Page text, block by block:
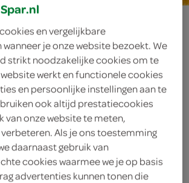
met
en vergelijkbare
je onze website bezoekt. We
strikt noodzakelijke cookies om te
werkt en functionele cookies
en persoonlijke instellingen aan te
ook altijd prestatiecookies
van onze website te meten,
Als je ons toestemming
daarnaast gebruik van
cookies waarmee we je op basis
advertenties kunnen tonen die